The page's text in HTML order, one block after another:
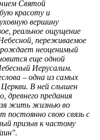
Святой
красоту и
вершину
реальное ощущение
переживаемое
неоценимый
еще одной
Иерусалим.
– одна из самых
В ней слышен
древнего предания
жить жизнью во
постоянно свою связь с
призыв к частому